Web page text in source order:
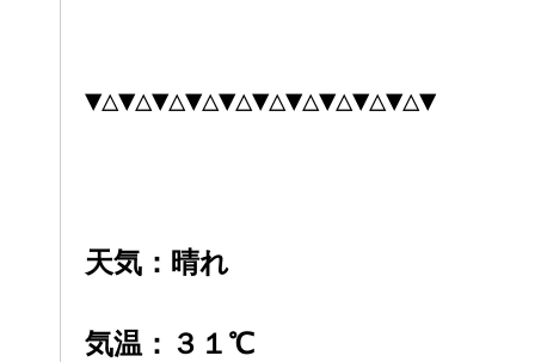
▼△▼△▼△▼△▼△▼△▼△▼△▼△▼△▼
天気：晴れ
気温：３１ ℃